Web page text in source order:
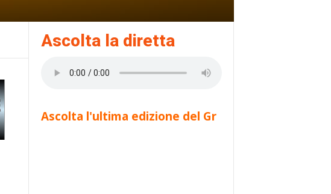
Ascolta la diretta
Ascolta l'ultima edizione del Gr